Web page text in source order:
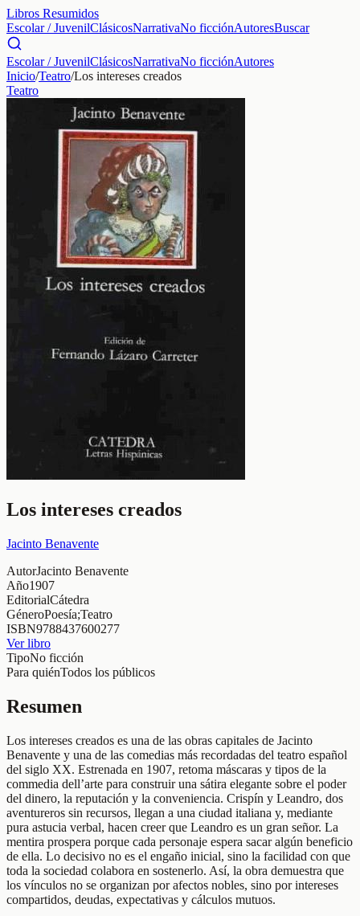
Libros Resumidos
Escolar / JuvenilClásicosNarrativaNo ficciónAutoresBuscar
Escolar / JuvenilClásicosNarrativaNo ficciónAutores
Inicio/Teatro/Los intereses creados
Teatro
Los intereses creados
Jacinto Benavente
AutorJacinto Benavente
Año1907
EditorialCátedra
GéneroPoesía;Teatro
ISBN9788437600277
Ver libro
TipoNo ficción
Para quiénTodos los públicos
Resumen
Los intereses creados es una de las obras capitales de Jacinto
Benavente y una de las comedias más recordadas del teatro español
del siglo XX. Estrenada en 1907, retoma máscaras y tipos de la
commedia dell’arte para construir una sátira elegante sobre el poder
del dinero, la reputación y la conveniencia. Crispín y Leandro, dos
aventureros sin recursos, llegan a una ciudad italiana y, mediante
pura astucia verbal, hacen creer que Leandro es un gran señor. La
mentira prospera porque cada personaje espera sacar algún beneficio
de ella. Lo decisivo no es el engaño inicial, sino la facilidad con que
toda la sociedad colabora en sostenerlo. Así, la obra demuestra que
los vínculos no se organizan por afectos nobles, sino por intereses
compartidos, deudas, expectativas y cálculos mutuos.